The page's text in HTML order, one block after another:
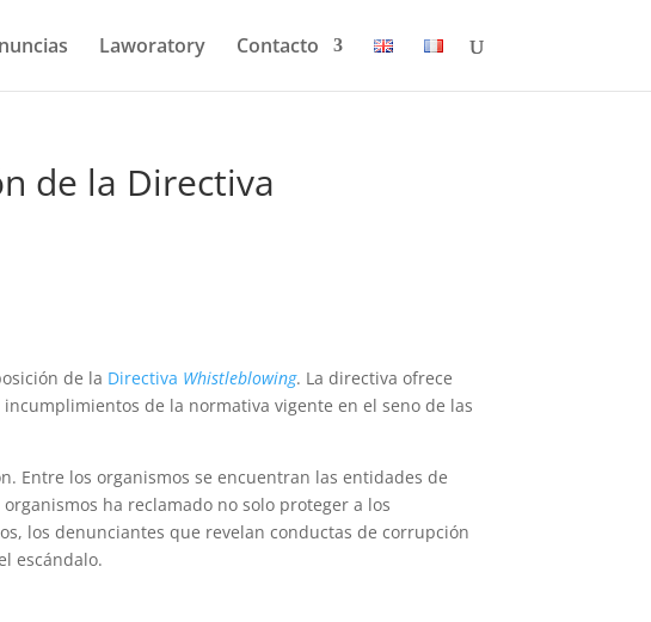
Laworatory Contacto
de la Directiva
de la Directiva Whistleblowing. La directiva ofrece
de la normativa vigente en el seno de las
Entre los organismos se encuentran las entidades de
ha reclamado no solo proteger a los
los denunciantes que revelan conductas de corrupción
escándalo.